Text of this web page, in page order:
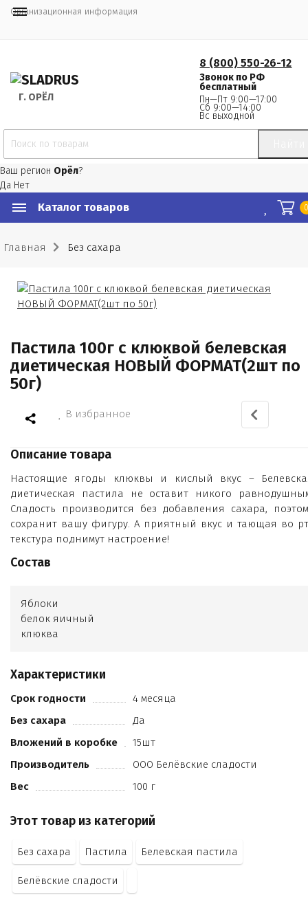
Организационная информация
Г. ОРЁЛ
8 (800) 550-26-12
Звонок по РФ
бесплатный
Пн—Пт 9:00—17:00
Сб 9:00—14:00
Вс выходной
Ваш регион Орёл?
Да Нет
Каталог товаров
Главная Без сахара
Пастила 100г с клюквой белевская
диетическая НОВЫЙ ФОРМАТ(2шт по
50г)
В избранное
Описание товара
Настоящие ягоды клюквы и кислый вкус –
диетическая пастила не оставит никого
Сладость производится без добавления сахара,
сохранит вашу фигуру. А приятный вкус и тающая во
текстура поднимут настроение!
Состав
Яблоки
белок яичный
клюква
Характеристики
Срок годности
4 месяца
Без сахара
Да
Вложений в коробке
15шт
Производитель
ООО Белёвские сладости
Вес
100 г
Этот товар из категорий
Без сахара Пастила Белевская пастила
Белёвские сладости